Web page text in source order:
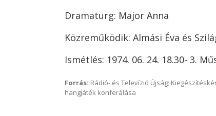
Dramaturg: Major Anna
Közreműködik: Almási Éva és
Ismétlés: 1974. 06. 24. 18.30- 3.
Forrás: Rádió- és Televízió Újság;
hangjáték konferálása